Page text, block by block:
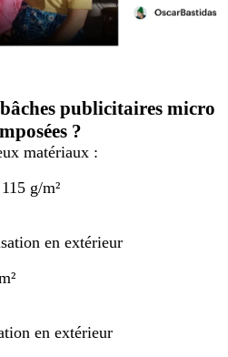
publicitaires micro
?
matériaux :
g/m²
en extérieur
en extérieur